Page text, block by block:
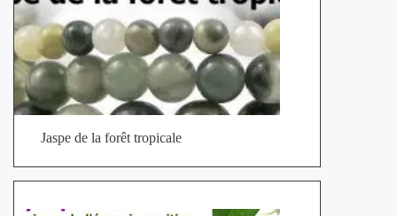
Jaspe de la forêt tropicale